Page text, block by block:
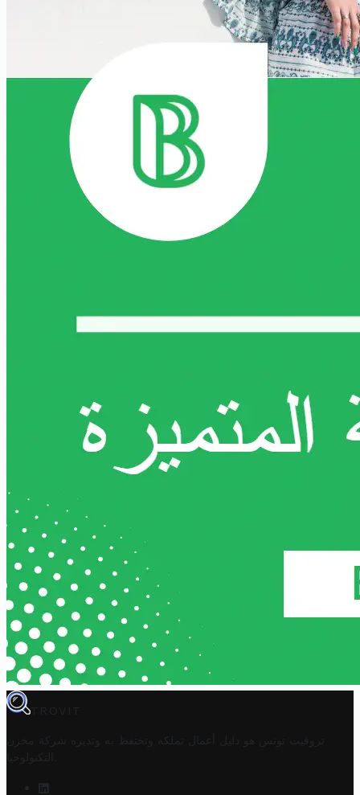
TROVIT
تروفيت تونس هو دليل أعمال تملكه وتحتفظ به وتديره
شركة مخزن
التكنولوجيا